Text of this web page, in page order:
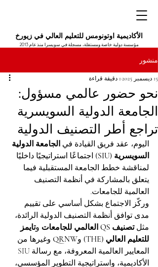
الأكاديمية اوتونومس للتعليم العالي في زيورخ
مؤسسة دولية خاصة ومستقلة، مسجلة في سويسرا منذ عام 2013
منشور
نحو حضور عالمي مسؤول:
الجامعة الدولية السويسرية
تراجع أطر التصنيف الدولية
15 ديسمبر 2025 1 دقيقة قراءة
اليوم، عقد فريق القيادة في الجامعة الدولية
السويسرية (SIU)
اجتماعًا استراتيجيًا داخليًا
لمناقشة خطط الجامعة المستقبلية فيما
يتعلق بالمشاركة في أنظمة التصنيف
العالمية للجامعات.
وركّز الاجتماع بشكل أساسي على تقييم
مدى توافق أنظمة التصنيف الدولية الرائدة،
مثل تصنيف QS العالمي للجامعات وتايمز
للتعليم العالي (THE)
وQRNW وغيرها من
الأكاديمية، واستراتيجية التطوير المؤسسي،